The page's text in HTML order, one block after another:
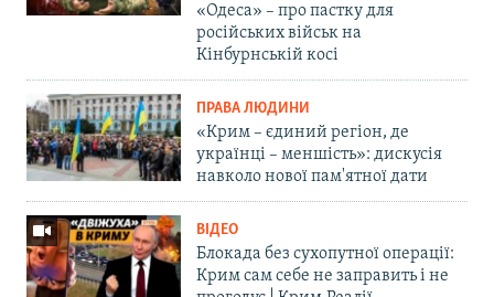
«Одеса» – про пастку для
російських військ на
Кінбурнській косі
ПРАВА ЛЮДИНИ
«Крим – єдиний регіон, де
українці – меншість»: дискусія
навколо нової пам'ятної дати
ВІДЕО
Блокада без сухопутної операції:
Крим сам себе не заправить і не